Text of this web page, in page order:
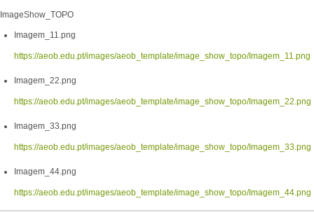
ImageShow_TOPO
Imagem_11.png
https://aeob.edu.pt/images/aeob_template/image_show_topo/Imagem_11.png
Imagem_22.png
https://aeob.edu.pt/images/aeob_template/image_show_topo/Imagem_22.png
Imagem_33.png
https://aeob.edu.pt/images/aeob_template/image_show_topo/Imagem_33.png
Imagem_44.png
https://aeob.edu.pt/images/aeob_template/image_show_topo/Imagem_44.png